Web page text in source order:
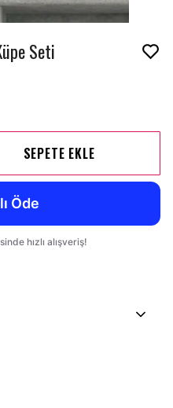
Seti
SEPETE EKLE